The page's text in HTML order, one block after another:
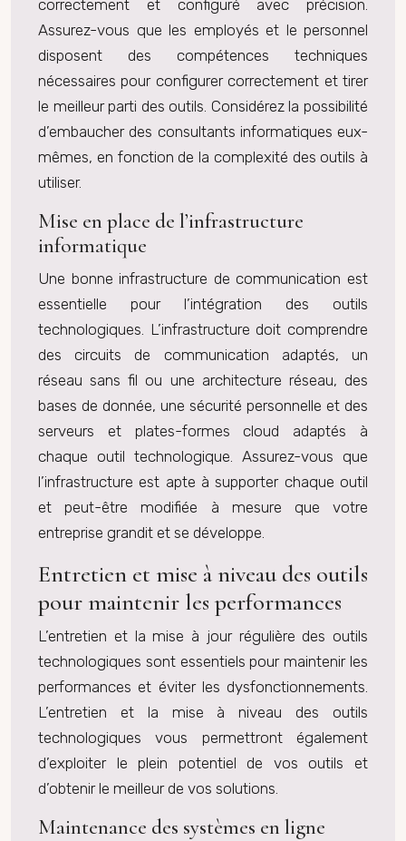
correctement et configuré avec précision.
Assurez-vous que les employés et le personnel
disposent des compétences techniques
nécessaires pour configurer correctement et tirer
le meilleur parti des outils. Considérez la possibilité
d’embaucher des consultants informatiques eux-
mêmes, en fonction de la complexité des outils à
utiliser.
Mise en place de l’infrastructure
informatique
Une bonne infrastructure de communication est
essentielle pour l’intégration des outils
technologiques. L’infrastructure doit comprendre
des circuits de communication adaptés, un
réseau sans fil ou une architecture réseau, des
bases de donnée, une sécurité personnelle et des
serveurs et plates-formes cloud adaptés à
chaque outil technologique. Assurez-vous que
l’infrastructure est apte à supporter chaque outil
et peut-être modifiée à mesure que votre
entreprise grandit et se développe.
Entretien et mise à niveau des outils
pour maintenir les performances
L’entretien et la mise à jour régulière des outils
technologiques sont essentiels pour maintenir les
performances et éviter les dysfonctionnements.
L’entretien et la mise à niveau des outils
technologiques vous permettront également
d’exploiter le plein potentiel de vos outils et
d’obtenir le meilleur de vos solutions.
Maintenance des systèmes en ligne